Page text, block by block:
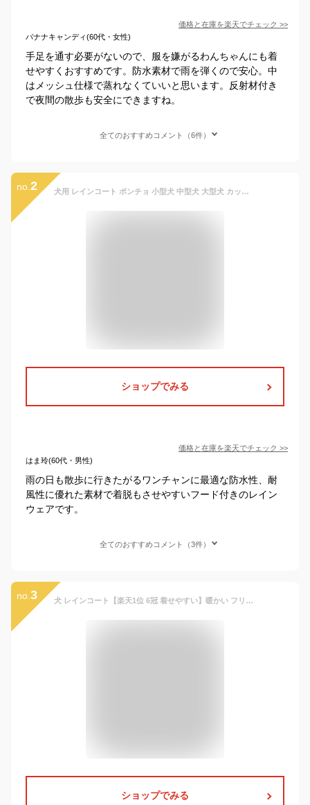
価格と在庫を楽天でチェック >>
バナナキャンディ(60代・女性)
手足を通す必要がないので、服を嫌がるわんちゃんにも着
せやすくおすすめです。防水素材で雨を弾くので安心。中
はメッシュ仕様で蒸れなくていいと思います。反射材付き
で夜間の散歩も安全にできますね。
全てのおすすめコメント（6件）
no. 2 犬用 レインコート ポンチョ 小型犬 中型犬 大型犬 カッパ 合羽 着せやすい 雨具 フード リード穴付き サイズ調節 カバーオール 梅雨対策 防水 撥水 可愛い お洒落 お散歩 簡単装着 フレンチブルドッグ チワワ プードル 柴犬 コーギー 動物柄
ショップでみる
価格と在庫を楽天でチェック >>
はま玲(60代・男性)
雨の日も散歩に行きたがるワンチャンに最適な防水性、耐
風性に優れた素材で着脱もさせやすいフード付きのレイン
ウェアです。
全てのおすすめコメント（3件）
no. 3 犬 レインコート【楽天1位 6冠 着せやすい】暖かい フリース 防寒 冬 小型犬 中型犬 大型犬 犬用レインコート お腹泥よけ エプロン 犬の服 ドッグウェア 犬のカッパ 犬服 雨カッパ いぬ 袖 雨合羽 防水 梅雨 雪 ポンチョカッパ マジックテープ 夏服 秋服冬服 定形外送料無料
ショップでみる